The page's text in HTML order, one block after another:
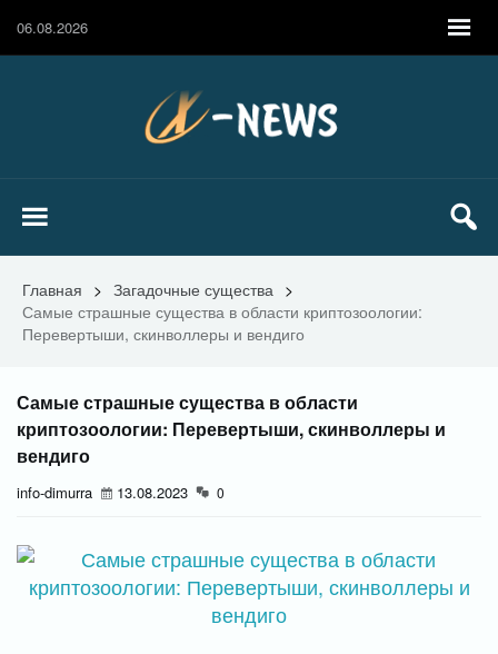
06.08.2026
Главная > Загадочные существа >
Самые страшные существа в области криптозоологии:
Перевертыши, скинволлеры и вендиго
Самые страшные существа в области
криптозоологии: Перевертыши, скинволлеры и
вендиго
info-dimurra 13.08.2023 0